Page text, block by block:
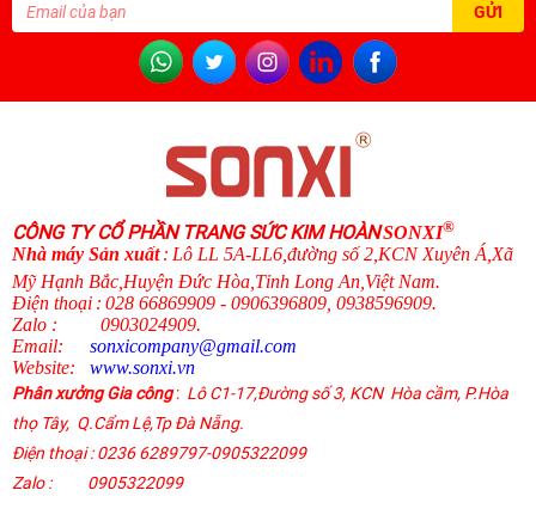
CÔNG TY CỔ PHẦN TRANG SỨC KIM HOÀNSONXI®
Nhà máy Sản xuất : Lô LL 5A-LL6,đường số 2,KCN Xuyên Á,Xã
Mỹ Hạnh Bắc,Huyện Đức Hòa,Tỉnh Long An,Việt Nam.
Điện thoại : 028 66869909 - 0906396809, 0938596909.
Zalo : 0903024909.
Email:
sonxicompany@gmail.com
Website:
www.sonxi.vn
Phân xưởng Gia công: Lô C1-17,Đường số 3, KCN Hòa cầm, P.Hòa
thọ Tây, Q.Cẩm Lệ,Tp Đà Nẵng.
Điện thoại : 0236 6289797-0905322099
Zalo : 0905322099